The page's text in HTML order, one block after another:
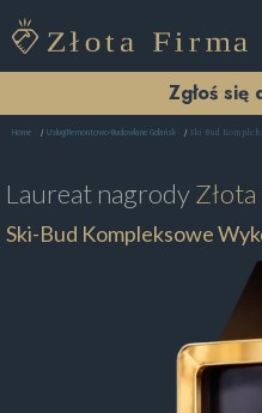
Zgłoś się
Home Usługi Remontowo-Budowlane Gdańsk Ski-Bud
Laureat nagrody
Ski-Bud Kompleksowe